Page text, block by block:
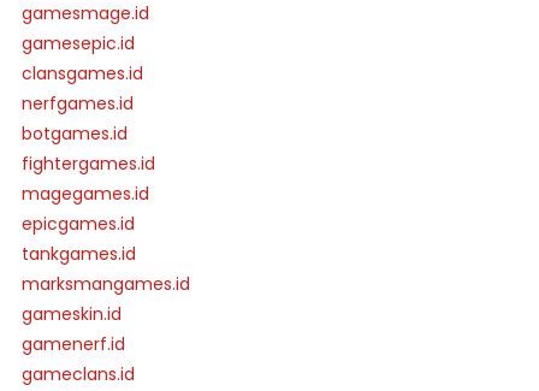
gamesmage.id
gamesepic.id
clansgames.id
nerfgames.id
botgames.id
fightergames.id
magegames.id
epicgames.id
tankgames.id
marksmangames.id
gameskin.id
gamenerf.id
gameclans.id